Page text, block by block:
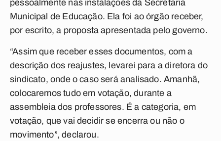
pessoalmente nas instalações da Secretaria
Municipal de Educação. Ela foi ao órgão receber,
por escrito, a proposta apresentada pelo governo.
“Assim que receber esses documentos, com a
descrição dos reajustes, levarei para a diretora do
sindicato, onde o caso será analisado. Amanhã,
colocaremos tudo em votação, durante a
assembleia dos professores. É a categoria, em
votação, que vai decidir se encerra ou não o
movimento”, declarou.